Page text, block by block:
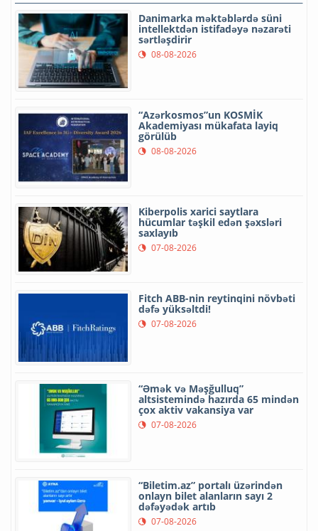
Danimarka məktəblərdə süni
intellektdən istifadəyə nəzarəti
sərtləşdirir
08-08-2026
“Azərkosmos”un KOSMİK
Akademiyası mükafata layiq
görülüb
08-08-2026
Kiberpolis xarici saytlara
hücumlar təşkil edən şəxsləri
saxlayıb
07-08-2026
Fitch ABB-nin reytinqini növbəti
dəfə yüksəltdi!
07-08-2026
“Əmək və Məşğulluq”
altsistemində hazırda 65 mindən
çox aktiv vakansiya var
07-08-2026
“Biletim.az” portalı üzərindən
onlayn bilet alanların sayı 2
dəfəyədək artıb
07-08-2026